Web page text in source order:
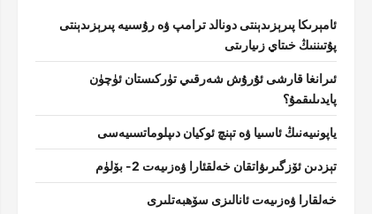
ئامېرىكا پىرېزىدېنتى دونالد ترامپ ۋە رۇسىيە پىرېزىدېنتى
پۇتىننىڭ خىتاي زىيارىتى
ئىرانغا قارشى ئۇرۇش شەرقىي تۈركىستان ئۈچۈن
پايدىلىقمۇ؟
ياپونىيەنىڭ ئاسىيا ۋە تېنچ ئوكيان دىپلوماتسىيەسى
تېزدىن ئۆزگىرىۋاتقان خەلقئارا ۋەزىيەت 2- بۆلۈم
خەلقارا ۋەزىيەت ئانالىزى سۆھبەتلىرى